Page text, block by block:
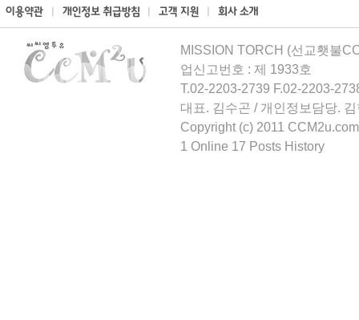
MISSION TORCH (선교횃불
업신고번호 : 제 1933호
T.02-2203-2739 F.02-2203-
대표. 김수곤 / 개인정보담당.
Copyright (c) 2011
1 Online 17 Posts History